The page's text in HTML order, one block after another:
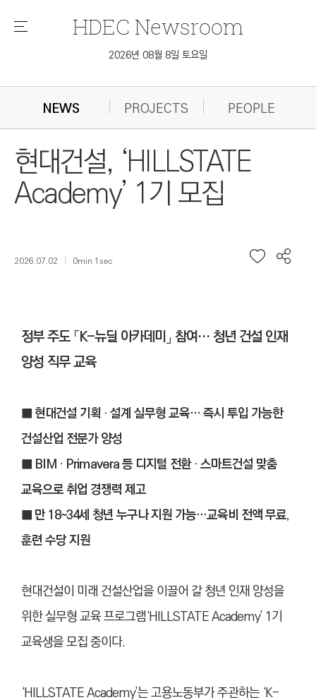
메
HDEC Newsroom
2026년 08월 8일 토요일
NEWS PROJECTS PEOPLE
현대건설, ‘HILLSTATE
Academy’ 1기 모집
2026.07.02 0min 1sec
정부 주도 「K-뉴딜 아카데미」 참여… 청년 건설 인재
양성 직무 교육
■ 현대건설 기획 · 설계 실무형 교육… 즉시 투입 가능한
건설산업 전문가 양성
■ BIM · Primavera 등 디지털 전환 · 스마트건설 맞춤
교육으로 취업 경쟁력 제고
■ 만 18~34세 청년 누구나 지원 가능…교육비 전액 무료,
훈련 수당 지원
현대건설이 미래 건설산업을 이끌어 갈 청년 인재 양성을
위한 실무형 교육 프로그램‘HILLSTATE Academy’ 1기
교육생을 모집 중이다.
‘HILLSTATE Academy’는 고용노동부가 주관하는 ‘K-